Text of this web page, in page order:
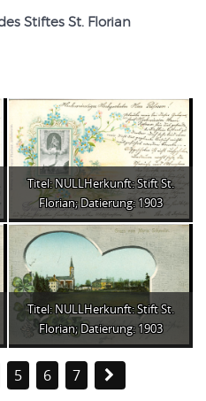
Stiftes St. Florian
Titel: NULLHerkunft: Stift St.
Florian; Datierung: 1903
Titel: NULLHerkunft: Stift St.
Florian; Datierung: 1903
5 6 7